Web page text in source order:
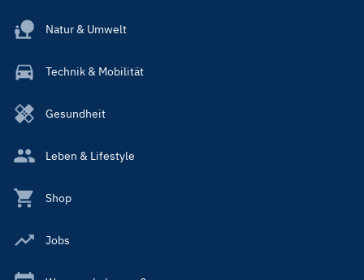
Natur & Umwelt
Technik & Mobilität
Gesundheit
Leben & Lifestyle
Shop
Jobs